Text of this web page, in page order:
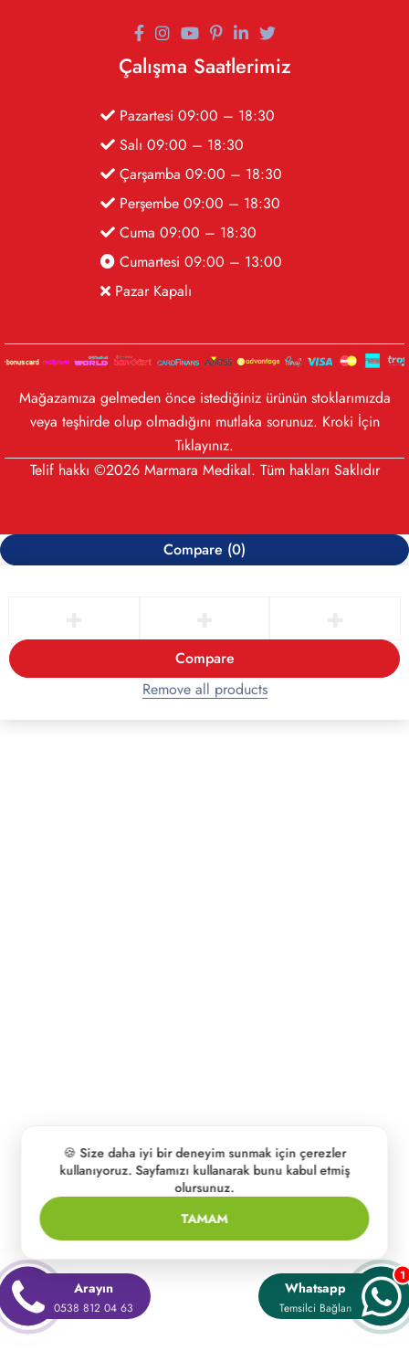
Çalışma Saatlerimiz
Pazartesi 09:00 – 18:30
Salı 09:00 – 18:30
Çarşamba 09:00 – 18:30
Perşembe 09:00 – 18:30
Cuma 09:00 – 18:30
Cumartesi 09:00 – 13:00
Pazar Kapalı
Mağazamıza gelmeden önce istediğiniz ürünün stoklarımızda
veya teşhirde olup olmadığını mutlaka sorunuz. Kroki İçin
Tıklayınız.
Telif hakkı ©2026 Marmara Medikal. Tüm hakları Saklıdır
Arayın
0538 812 04 63
Whatsapp
Temsilci Bağlan
1
🍪 Size daha iyi bir deneyim sunmak için çerezler
kullanıyoruz. Sayfamızı kullanarak bunu kabul etmiş
olursunuz.
TAMAM
Compare (0)
Compare
Remove all products